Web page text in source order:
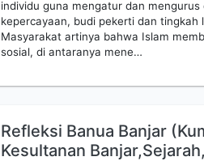
individu guna mengatur dan
kepercayaan, budi pekerti dan tingkah
Masyarakat artinya bahwa Islam
sosial, di antaranya mene…
Refleksi Banua Banjar
Kesultanan